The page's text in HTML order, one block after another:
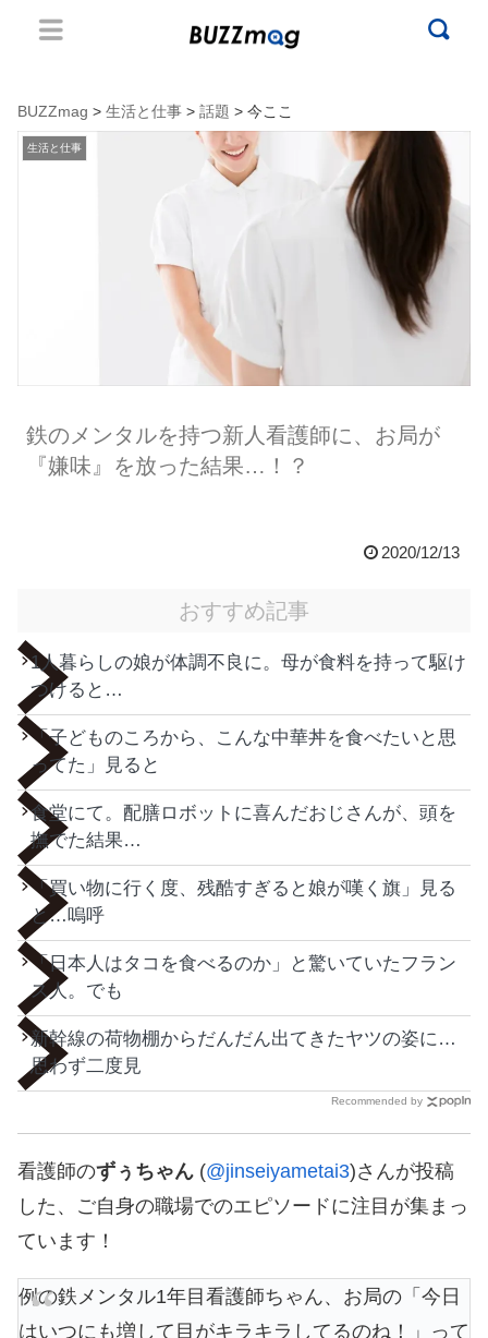
BUZZmag > 生活と仕事 > 話題 > 今ここ
生活と仕事
鉄のメンタルを持つ新人看護師に、お局が
『嫌味』を放った結果…！？
2020/12/13
おすすめ記事
1人暮らしの娘が体調不良に。母が食料を持って駆け
つけると…
「子どものころから、こんな中華丼を食べたいと思
ってた」見ると
食堂にて。配膳ロボットに喜んだおじさんが、頭を
撫でた結果…
「買い物に行く度、残酷すぎると娘が嘆く旗」見る
と…嗚呼
「日本人はタコを食べるのか」と驚いていたフラン
ス人。でも
新幹線の荷物棚からだんだん出てきたヤツの姿に…
思わず二度見
Recommended by
看護師のずぅちゃん (@jinseiyametai3)さんが投稿
した、ご自身の職場でのエピソードに注目が集まっ
ています！
例の鉄メンタル1年目看護師ちゃん、お局の「今日
はいつにも増して目がキラキラしてるのね！」って